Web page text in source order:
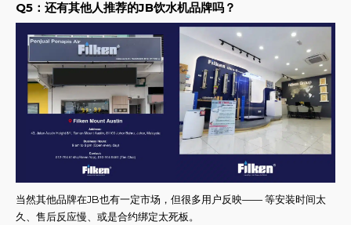
Q5：还有其他人推荐的JB饮水机品牌吗？
当然其他品牌在JB也有一定市场，但很多用户反映—— 等安装时间太
久、售后反应慢、或是合约绑定太死板。